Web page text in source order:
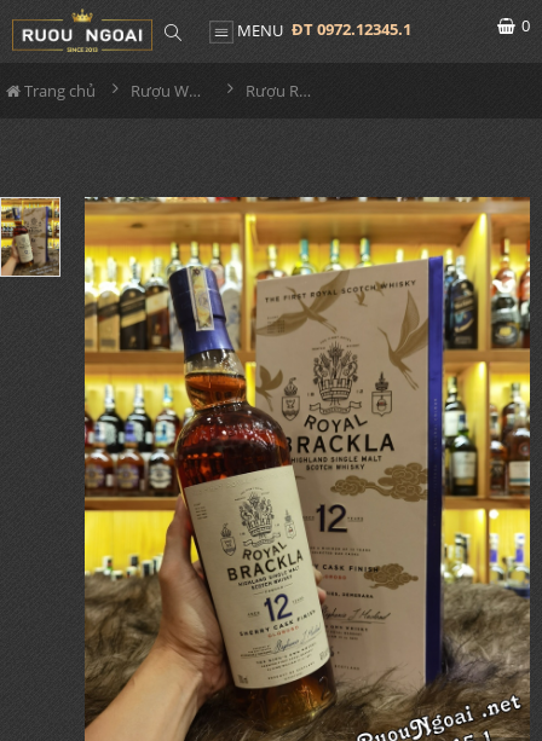
MENU ĐT 0972.12345.1 0
Trang chủ Rượu Whisky Rượu Royal Brackla 12YO Sherry Cask Hộp Quà